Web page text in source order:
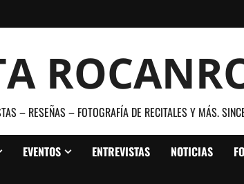
– RESEÑAS – FOTOGRAFÍA DE RECITALES Y MÁS.
EVENTOS ENTREVISTAS NOTICIAS